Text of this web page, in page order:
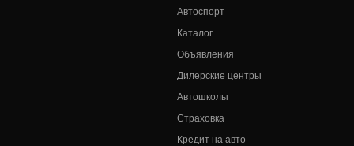
Автоспорт
Каталог
Объявления
Дилерские центры
Автошколы
Страховка
Кредит на авто